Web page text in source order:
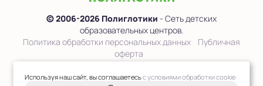
© 2006-2026 Полиглотики - Сеть детских
образовательных центров.
Политика обработки персональных данных
Публичная
оферта
Сведения об образовательной организации
Используя наш сайт, вы соглашаетесьс условиями обработки cookie